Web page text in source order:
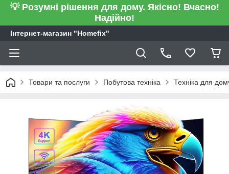
💡 Розумні рішення для дому. Якісно! Вчасно!
Надійно!
Інтернет-магазин "Homefix"
Товари та послуги Побутова техніка Техніка для